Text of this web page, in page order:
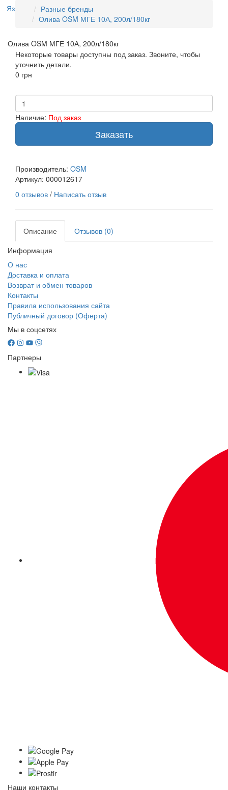
Язык
Разные бренды
Олива OSM МГЕ 10А, 200л/180кг
Олива OSM МГЕ 10А, 200л/180кг
Некоторые товары доступны под заказ. Звоните, чтобы
уточнить детали.
0 грн
Наличие: Под заказ
Заказать
Производитель: OSM
Артикул: 000012617
0 отзывов / Написать отзыв
Описание
Отзывов (0)
Информация
О нас
Доставка и оплата
Возврат и обмен товаров
Контакты
Правила использования сайта
Публичный договор (Оферта)
Мы в соцсетях
Партнеры
Наши контакты